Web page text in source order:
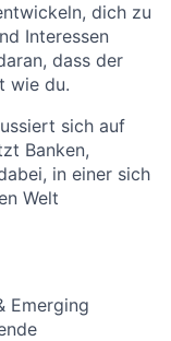
dich zu
Interessen
dass der
wie du.
sich auf
Banken,
in einer sich
Welt
Emerging